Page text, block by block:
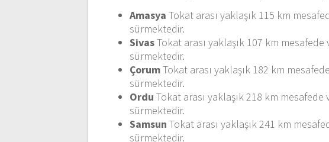
Amasya Tokat arası yaklaşık 115 km
sürmektedir.
SivasTokat arası yaklaşık 107 km
sürmektedir.
ÇorumTokat arası yaklaşık 182 km
sürmektedir.
Ordu Tokat arası yaklaşık 218 km
sürmektedir.
Samsun Tokat arası yaklaşık 241 km
sürmektedir.